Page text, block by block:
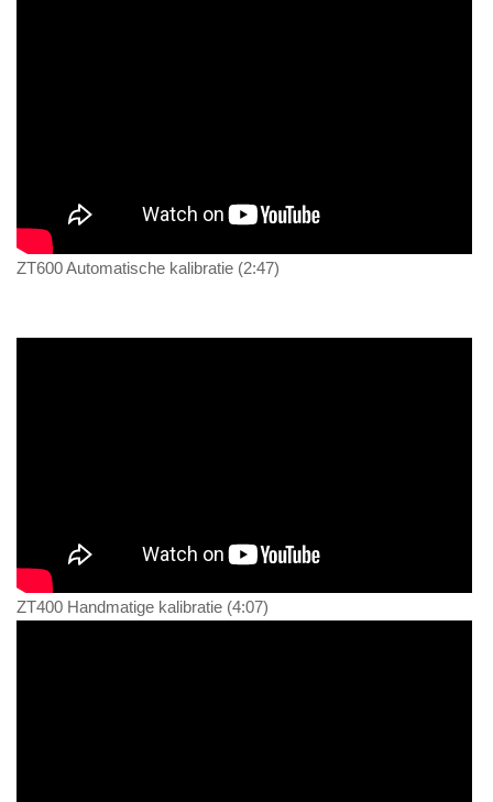
ZT600 Automatische kalibratie (2:47)
ZT400 Handmatige kalibratie (4:07)